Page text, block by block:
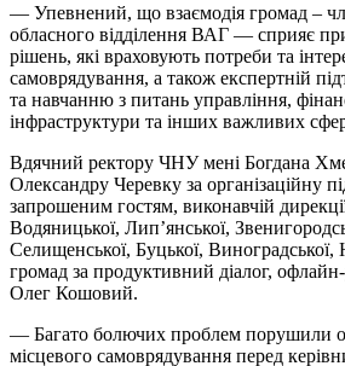
— Упевнений, що взаємодія громад –
обласного відділення ВАГ — сприяє
рішень, які враховують потреби та
самоврядування, а також експертній
та навчанню з питань управління,
інфраструктури та інших важливих
Вдячний ректору ЧНУ мені Богдана
Олександру Черевку за організаційну
запрошеним гостям, виконавчій
Водяницької, Лип’янської,
Селищенської, Буцької, Виноградської,
громад за продуктивний діалог,
Олег Кошовий.
— Багато болючих проблем порушили
місцевого самоврядування перед